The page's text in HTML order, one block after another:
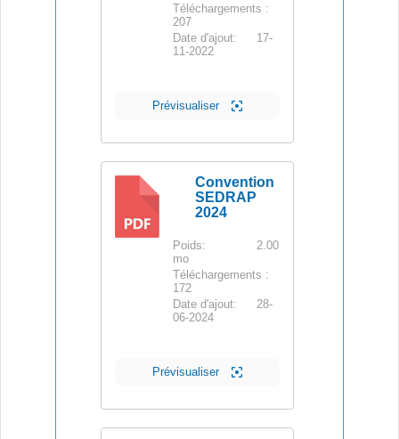
Téléchargements :
207
Date d'ajout:
17-
11-2022
Prévisualiser
PDF
Convention
SEDRAP
2024
Poids:
2.00
mo
Téléchargements :
172
Date d'ajout:
28-
06-2024
Prévisualiser